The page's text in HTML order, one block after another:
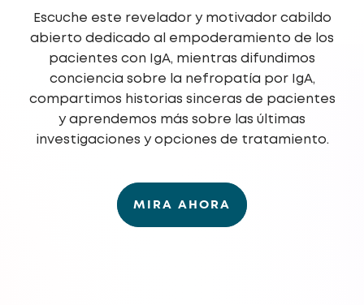
Escuche este revelador y motivador cabildo
abierto dedicado al empoderamiento de los
pacientes con IgA, mientras difundimos
conciencia sobre la nefropatía por IgA,
compartimos historias sinceras de pacientes
y aprendemos más sobre las últimas
investigaciones y opciones de tratamiento.
MIRA AHORA